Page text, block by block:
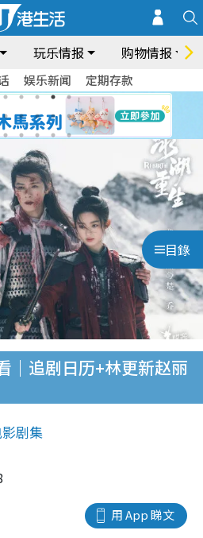
玩乐情报 购物情报
娱乐新闻 定期存款
目錄
｜追剧日历+林更新赵丽
影剧集
用 App 睇文